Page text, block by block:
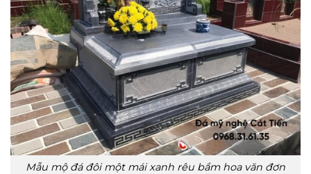
Mẫu mộ đá đôi một mái xanh rêu bầm hoa văn đơn